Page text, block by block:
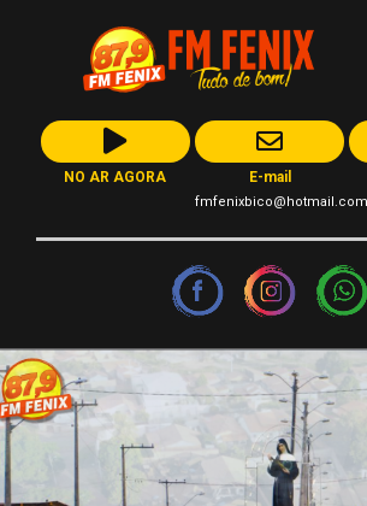
NO AR AGORA E-mail
fmfenixbico@hotmail.com